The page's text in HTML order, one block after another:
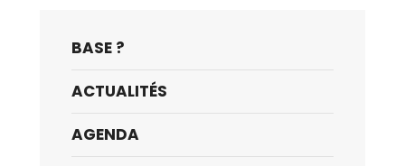
BASE ?
ACTUALITÉS
AGENDA